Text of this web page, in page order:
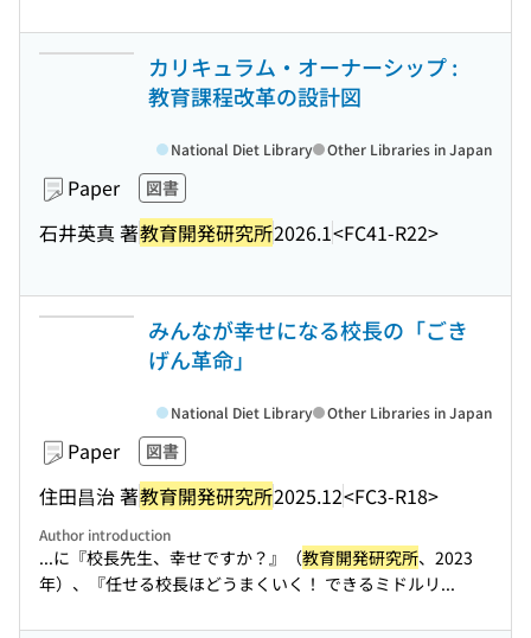
カリキュラム・オーナーシップ :
教育課程改革の設計図
Paper 図書
石井英真 著教育開発研究所2026.1<FC41-R22>
National Diet Library Other Libraries in Japan
みんなが幸せになる校長の「ごき
げん革命」
Paper 図書
住田昌治 著教育開発研究所2025.12<FC3-R18>
National Diet Library Other Libraries in Japan
Author introduction
...に『校長先生、幸せですか？』（教育開発研究所、2023
年）、『任せる校長ほどうまくいく！ できるミドルリ...